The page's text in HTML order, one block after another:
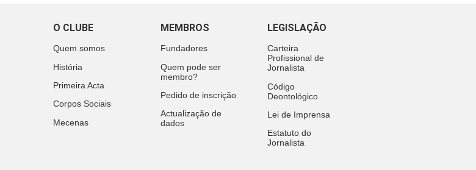
O CLUBE
Quem somos
História
Primeira Acta
Corpos Sociais
Mecenas
MEMBROS
Fundadores
Quem pode ser
membro?
Pedido de inscrição
Actualização de
dados
LEGISLAÇÃO
Carteira
Profissional de
Jornalista
Código
Deontológico
Lei de Imprensa
Estatuto do
Jornalista